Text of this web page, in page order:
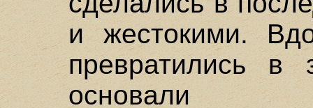
и жестокими.
превратились
основали